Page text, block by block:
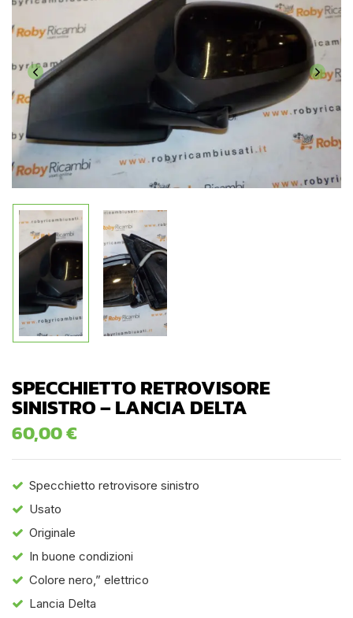
SPECCHIETTO RETROVISORE
SINISTRO – LANCIA DELTA
60,00€
Specchietto retrovisore sinistro
Usato
Originale
In buone condizioni
Colore nero,” elettrico
Lancia Delta